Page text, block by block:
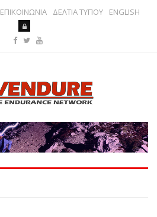
ΕΠΙΚΟΙΝΩΝΙΑ ΔΕΛΤΙΑ ΤΥΠΟΥ ENGLISH